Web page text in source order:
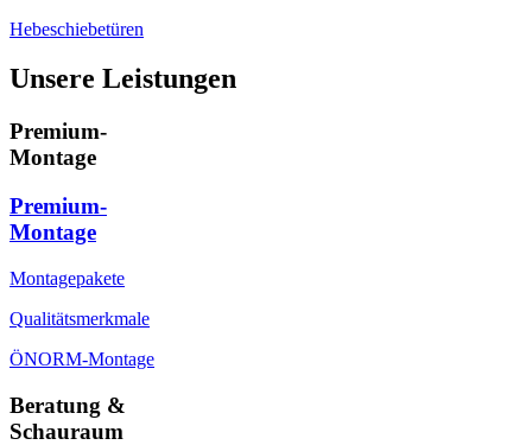
Hebeschiebetüren
Unsere Leistungen
Premium-
Montage
Premium-
Montage
Montagepakete
Qualitätsmerkmale
ÖNORM-Montage
Beratung &
Schauraum